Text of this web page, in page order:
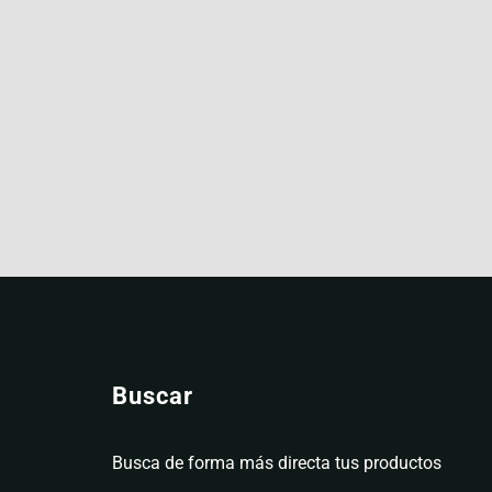
Buscar
Busca de forma más directa tus productos